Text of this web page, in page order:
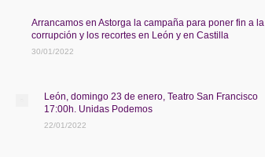
Arrancamos en Astorga la campaña para poner fin a la
corrupción y los recortes en León y en Castilla
30/01/2022
León, domingo 23 de enero, Teatro San Francisco
17:00h. Unidas Podemos
22/01/2022